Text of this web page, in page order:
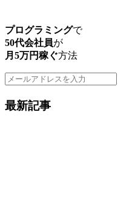
プログラミングで
50代会社員が
月5万円稼ぐ方法
最新記事